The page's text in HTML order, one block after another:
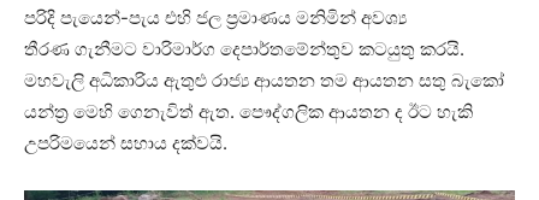
පරිදි පැයෙන්-පැය එහි ජල ප්‍රමාණය මනිමින් අවශ්‍ය
තීරණ ගැනීමට වාරිමාර්ග දෙපාර්තමේන්තුව කටයුතු කරයි.
මහවැලි අධිකාරිය ඇතුළු රාජ්‍ය ආයතන තම ආයතන සතු බැකෝ
යන්ත්‍ර මෙහි ගෙනැවිත් ඇත. පෞද්ගලික ආයතන ද ඊට හැකි
උපරිමයෙන් සහාය දක්වයි.